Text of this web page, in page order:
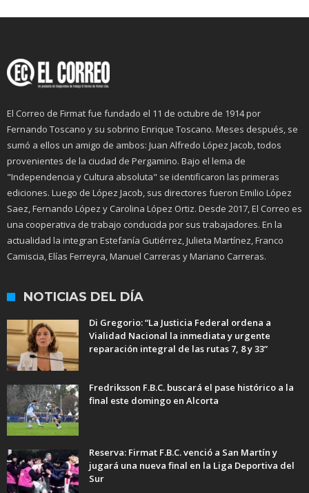
El Correo de Firmat fue fundado el 11 de octubre de 1914 por
Fernando Toscano y su sobrino Enrique Toscano. Meses después, se
sumó a ellos un amigo de ambos: Juan Alfredo López Jacob, todos
provenientes de la ciudad de Pergamino. Bajo el lema de
"Independencia y Cultura absoluta" se identificaron las primeras
ediciones. Luego de López Jacob, sus directores fueron Emilio López
Saez, Fernando López y Carolina López Ortiz. Desde 2017, El Correo es
una cooperativa de trabajo conducida por sus trabajadores. En la
actualidad la integran Estefanía Gutiérrez, Julieta Martínez, Franco
Camiscia, Elías Ferreyra, Manuel Carreras y Mariano Carreras.
NOTICIAS DEL DÍA
Di Gregorio: “La Justicia Federal ordena a
Vialidad Nacional la inmediata y urgente
reparación integral de las rutas 7, 8 y 33”
Fredriksson F.B.C. buscará el pase histórico a la
final este domingo en Alcorta
Reserva: Firmat F.B.C. venció a San Martín y
jugará una nueva final en la Liga Deportiva del
Sur